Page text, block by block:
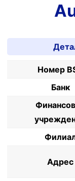
Номер
Банк
Адрес